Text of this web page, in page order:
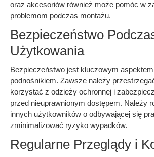
oraz akcesoriów również może pomóc w
problemom podczas montażu.
Bezpieczeństwo
Użytkowania
Bezpieczeństwo jest kluczowym
podnośnikiem. Zawsze należy
korzystać z odzieży ochronnej i
przed nieuprawnionym dostępem. Należy
innych użytkowników o odbywającej się
zminimalizować ryzyko wypadków.
Regularne Przeglądy i